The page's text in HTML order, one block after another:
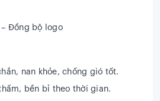
Đồng bộ logo
nan khỏe, chống gió tốt.
bền bỉ theo thời gian.